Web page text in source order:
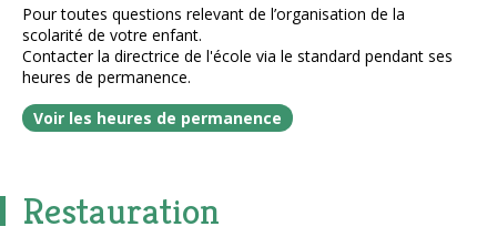
Pour toutes questions relevant de l’organisation de la
scolarité de votre enfant.
Contacter la directrice de l'école via le standard pendant ses
heures de permanence.
Voir les heures de permanence
Restauration